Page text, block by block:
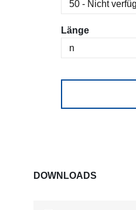
Längeauswählen
DOWNLOADS